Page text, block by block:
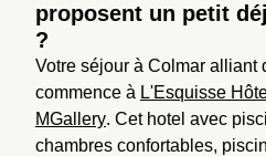
proposent un petit
?
Votre séjour à Colmar alliant
commence à L'Esquisse
MGallery. Cet hotel avec
chambres confortables,